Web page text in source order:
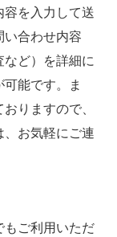
容を入力して送
い合わせ内容
など）を詳細に
能です。ま
りますので、
、お気軽にご連
もご利用いただ